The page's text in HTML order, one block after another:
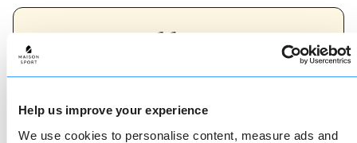
Help us improve your experience
We use cookies to personalise content, measure ads and
Geverifieerde reviews
Meer dan 90% van onze reviews zijn 5 sterren. Lees